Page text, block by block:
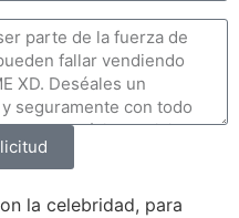
la celebridad, para